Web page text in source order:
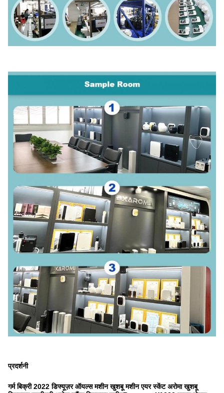
प्रदर्शनी
गर्म बिक्री 2022 डिफ्यूज़र ऑयल्स मशीन खुशबू मशीन एयर स्केंट अरोमा खुशबू